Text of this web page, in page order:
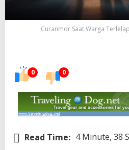
Curanmor Saat Warga
0 0
Read Time: 4 Minute, 38